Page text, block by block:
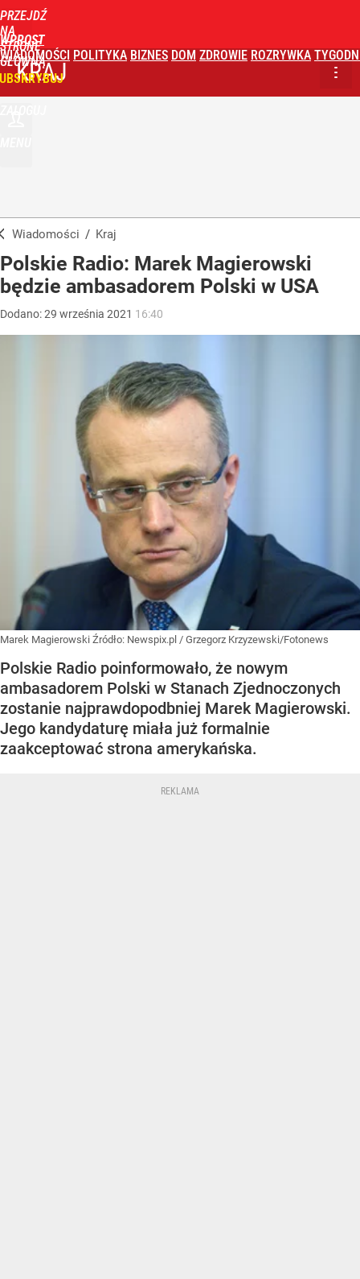
PRZEJDŹ
NA
STRONĘ
GŁÓWNĄ
WPROST
WIADOMOŚCI POLITYKA BIZNES DOM ZDROWIE ROZRYWKA
KRAJ
Wiadomości / Kraj
Polskie Radio: Marek Magierowski
będzie ambasadorem Polski w USA
Dodano:29 września 2021 16:40
Marek Magierowski Źródło: Newspix.pl / Grzegorz Krzyzewski/Fotonews
Polskie Radio poinformowało, że nowym
ambasadorem Polski w Stanach Zjednoczonych
zostanie najprawdopodbniej Marek Magierowski.
Jego kandydaturę miała już formalnie
zaakceptować strona amerykańska.